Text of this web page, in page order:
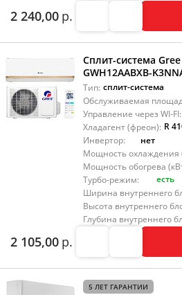
2 240,00 р.
Сплит-система
GWH12AABXB-
Тип: сплит-система
Обслуживаемая
Управление через WI-FI:
Хладагент (фреон): R
Инвертор:
нет
Мощность охлаждения
Мощность обогрева
Турбо-режим:
есть
Ширина внутреннего
Высота внутреннего
Глубина внутреннего
2 105,00 р.
5 ЛЕТ ГАРАНТИИ